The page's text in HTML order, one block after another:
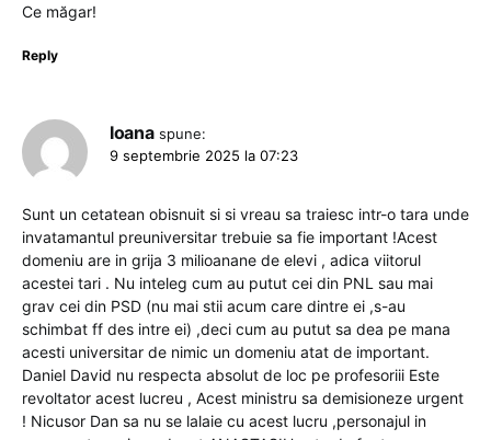
Ce măgar!
Reply
Ioana spune:
9 septembrie 2025 la 07:23
Sunt un cetatean obisnuit si si vreau sa traiesc intr-o tara unde
invatamantul preuniversitar trebuie sa fie important !Acest
domeniu are in grija 3 milioanane de elevi , adica viitorul
acestei tari . Nu inteleg cum au putut cei din PNL sau mai
grav cei din PSD (nu mai stii acum care dintre ei ,s-au
schimbat ff des intre ei) ,deci cum au putut sa dea pe mana
acesti universitar de nimic un domeniu atat de important.
Daniel David nu respecta absolut de loc pe profesoriii Este
revoltator acest lucreu , Acest ministru sa demisioneze urgent
! Nicusor Dan sa nu se lalaie cu acest lucru ,personajul in